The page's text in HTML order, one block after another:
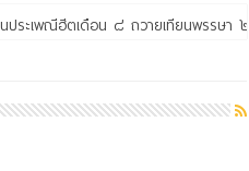
ระเพณีฮีตเดือน ๘ ถวายเทียนพรรษา ๒
ะแลกเปลี่ยนเรียนรู้กับบัณฑิตวิทยาลัย ใน